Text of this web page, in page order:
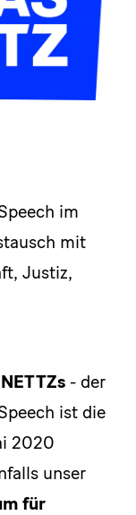
im
mit
Justiz,
NETTZs- der
ist die
2020
unser
für